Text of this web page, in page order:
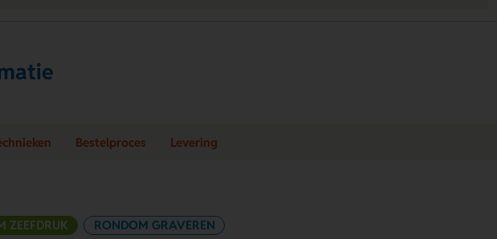
Bestelproces Levering
ZEEFDRUK RONDOM GRAVEREN